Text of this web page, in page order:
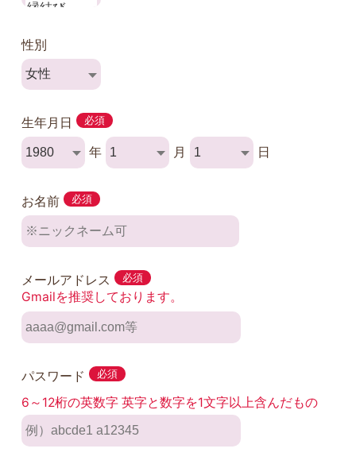
性別
生年月日 必須
年 月 日
お名前 必須
メールアドレス 必須
Gmailを推奨しております。
パスワード 必須
6～12桁の英数字 英字と数字を1文字以上含んだもの